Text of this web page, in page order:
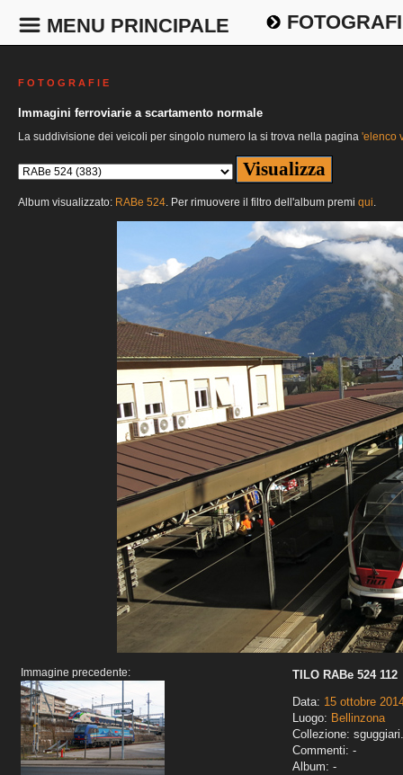
MENU PRINCIPALE
F O T O G R A F I E
Immagini ferroviarie a scartamento normale
La suddivisione dei veicoli per singolo numero la si trova nella pagina 'elenco
Album visualizzato: RABe 524. Per rimuovere il filtro dell'album premi qui.
Immagine precedente:
TILO RABe 524 112
Data: 15 ottobre
Luogo: Bellinzona
Collezione:
Commenti: -
Album: -